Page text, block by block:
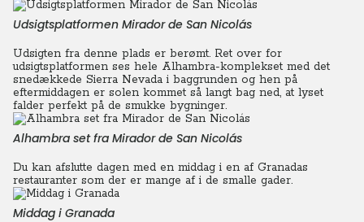
Udsigtsplatformen Mirador de San Nicolás
Udsigten fra denne plads er berømt. Ret over for
udsigtsplatformen ses hele Alhambra-komplekset med det
snedækkede Sierra Nevada i baggrunden og hen på
eftermiddagen er solen kommet så langt bag ned, at lyset
falder perfekt på de smukke bygninger.
Alhambra set fra Mirador de San Nicolás
Du kan afslutte dagen med en middag i en af Granadas
restauranter som der er mange af i de smalle gader.
Middag i Granada